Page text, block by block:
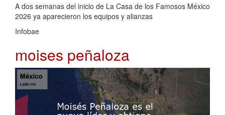
A dos semanas del inicio de La Casa de los Famosos México
2026 ya aparecieron los equipos y alianzas
Infobae
moises peñaloza